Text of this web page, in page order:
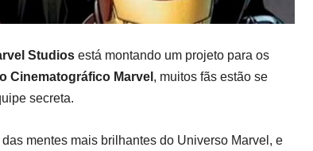
Studios está montando um projeto para os
Cinematográfico Marvel , muitos fãs estão se
secreta.
mentes mais brilhantes do Universo Marvel, e